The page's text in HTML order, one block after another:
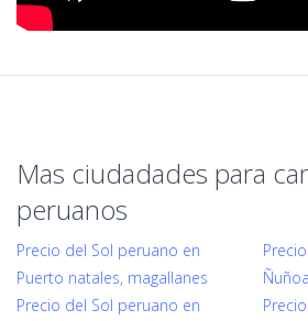
Mas ciudadades para
peruanos
Precio del Sol peruano en
Puerto natales, magallanes
Precio del Sol peruano en